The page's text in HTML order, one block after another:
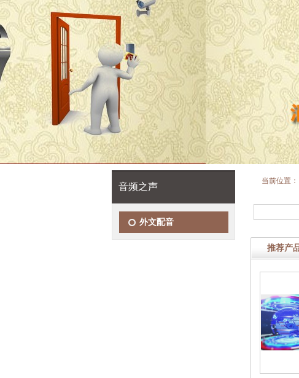
音频之声
外文配音
当前位置：
推荐产